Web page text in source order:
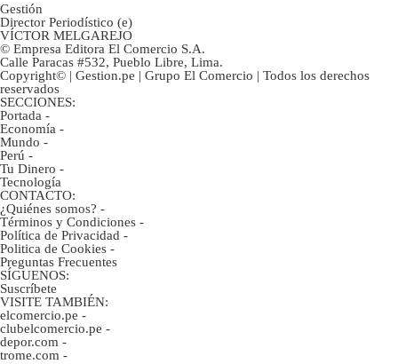
Gestión
Director Periodístico (e)
VÍCTOR MELGAREJO
© Empresa Editora El Comercio S.A.
Calle Paracas #532, Pueblo Libre, Lima.
Copyright© | Gestion.pe | Grupo El Comercio | Todos los derechos
reservados
SECCIONES:
Portada -
Economía -
Mundo -
Perú -
Tu Dinero -
Tecnología
CONTACTO:
¿Quiénes somos? -
Términos y Condiciones -
Política de Privacidad -
Politica de Cookies -
Preguntas Frecuentes
SÍGUENOS:
Suscríbete
VISITE TAMBIÉN:
elcomercio.pe -
clubelcomercio.pe -
depor.com -
trome.com -